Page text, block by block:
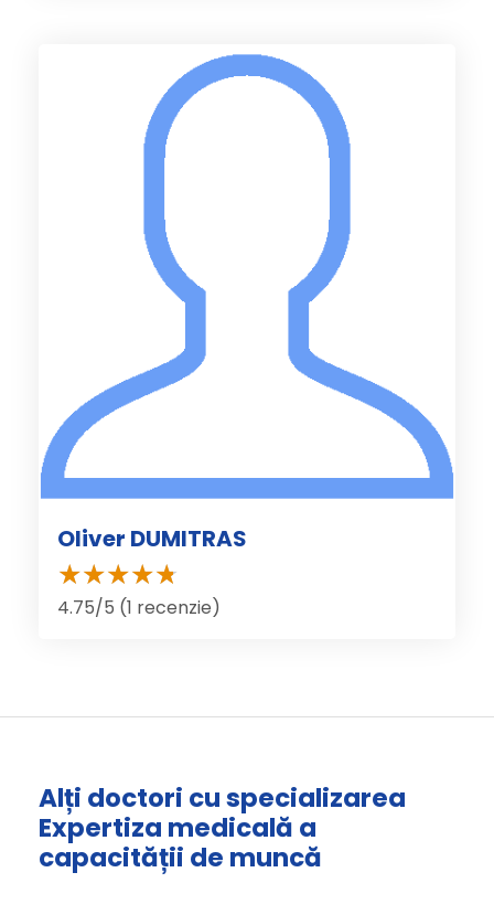
Oliver DUMITRAS
4.75/5 (1 recenzie)
Alți doctori cu specializarea
Expertiza medicală a
capacității de muncă